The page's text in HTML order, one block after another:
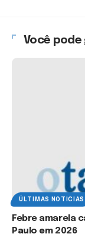
Você
ÚLTIMAS NOTICIAS
Febre amarela
Paulo em 2026